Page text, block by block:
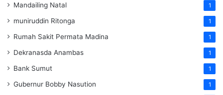
Mandailing Natal 1
muniruddin Ritonga 1
Rumah Sakit Permata Madina 1
Dekranasda Anambas 1
Bank Sumut 1
Gubernur Bobby Nasution 1